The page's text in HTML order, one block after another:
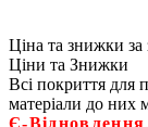
Ціна та знижки за
Ціни та Знижки
Всі покриття для
матеріали до них
Є‑Відновлення